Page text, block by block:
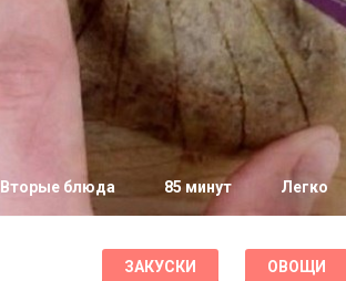
Вторые блюда 85 минут Легко
ЗАКУСКИ ОВОЩИ